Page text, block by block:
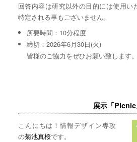
回答内容は研究以外の目的には使用い
特定される事もございません。
所要時間：10分程度
締切：2026年6月30日(火)
皆様のご協力をぜひお願い致します。
展示「
こんにちは！情報デザイン専攻
の菊池真桜です。